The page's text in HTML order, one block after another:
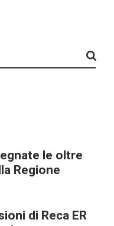
le oltre
Regione
di Reca ER